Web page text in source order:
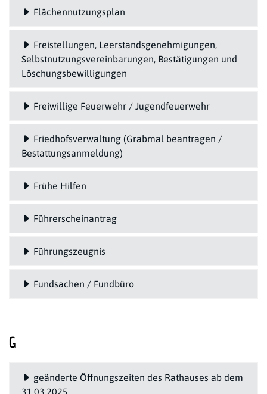
Flächennutzungsplan
Freistellungen, Leerstandsgenehmigungen,
Selbstnutzungsvereinbarungen, Bestätigungen und
Löschungsbewilligungen
Freiwillige Feuerwehr / Jugendfeuerwehr
Friedhofsverwaltung (Grabmal beantragen /
Bestattungsanmeldung)
Frühe Hilfen
Führerscheinantrag
Führungszeugnis
Fundsachen / Fundbüro
G
geänderte Öffnungszeiten des Rathauses ab dem
31.03.2025